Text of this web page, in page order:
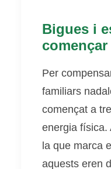
Bigues i
Per
familiars
començat a
energia física.
la que marca
aquests eren